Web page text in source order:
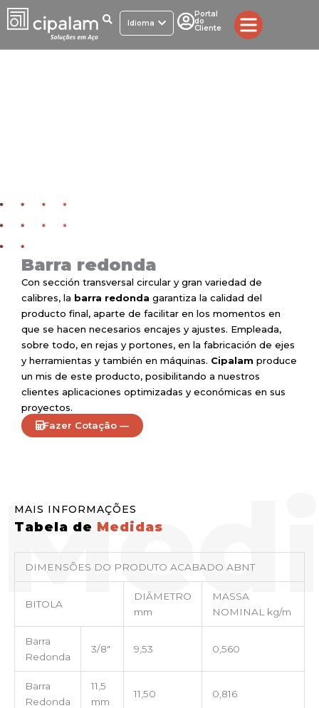
Idioma
Portal
do
Cliente
Barra redonda
Con sección transversal circular y gran variedad de
calibres, la barra redonda garantiza la calidad del
producto final, aparte de facilitar en los momentos en
que se hacen necesarios encajes y ajustes. Empleada,
sobre todo, en rejas y portones, en la fabricación de ejes
y herramientas y también en máquinas. Cipalam produce
un mis de este producto, posibilitando a nuestros
clientes aplicaciones optimizadas y económicas en sus
proyectos.
Fazer Cotação —
MAIS INFORMAÇÕES
Tabela de Medidas
DIMENSÕES DO PRODUTO ACABADO ABNT
BITOLA
DIÂMETRO
mm
MASSA
NOMINAL kg/m
Barra
Redonda
3/8″ 9,53 0,560
Barra
Redonda
11,5
mm
11,50 0,816